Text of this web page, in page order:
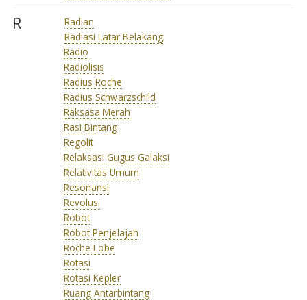
R
Radian
Radiasi Latar Belakang
Radio
Radiolisis
Radius Roche
Radius Schwarzschild
Raksasa Merah
Rasi Bintang
Regolit
Relaksasi Gugus Galaksi
Relativitas Umum
Resonansi
Revolusi
Robot
Robot Penjelajah
Roche Lobe
Rotasi
Rotasi Kepler
Ruang Antarbintang